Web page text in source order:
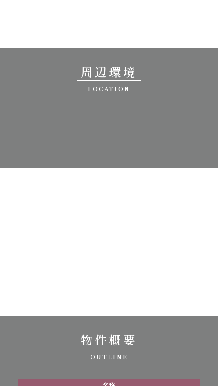
周辺環境
LOCATION
物件概要
OUTLINE